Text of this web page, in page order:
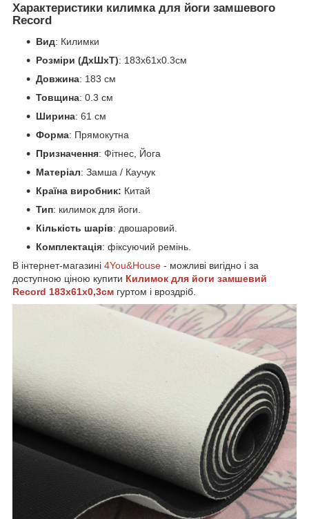
Характеристики килимка для йоги замшевого
Record
Вид: Килимки
Розміри (ДхШхТ): 183x61x0.3см
Довжина: 183 см
Товщина: 0.3 см
Ширина: 61 см
Форма: Прямокутна
Призначення: Фітнес, Йога
Матеріал: Замша / Каучук
Країна виробник: Китай
Тип: килимок для йоги.
Кількість шарів: двошаровий.
Комплектація: фіксуючий ремінь.
В інтернет-магазині 4You&House - можливі вигідно і за
доступною ціною купити Килимок для йоги замшевий
Record 183x61x0,3см гуртом і вроздріб.